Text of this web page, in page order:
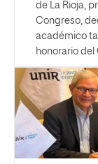
de La Rioja,
Congreso,
académico
honorario del